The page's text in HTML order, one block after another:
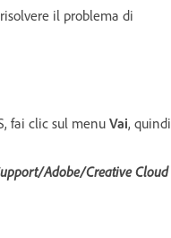
il problema di
fai clic sul menu Vai, quindi
Adobe/Creative Cloud